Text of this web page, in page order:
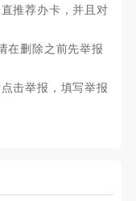
推荐办卡，并且对
在删除之前先举报
击举报，填写举报